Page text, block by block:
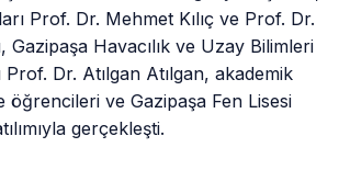
Prof. Dr. Mehmet Kılıç ve Prof. Dr.
Gazipaşa Havacılık ve Uzay Bilimleri
Prof. Dr. Atılgan Atılgan, akademik
öğrencileri ve Gazipaşa Fen Lisesi
gerçekleşti.